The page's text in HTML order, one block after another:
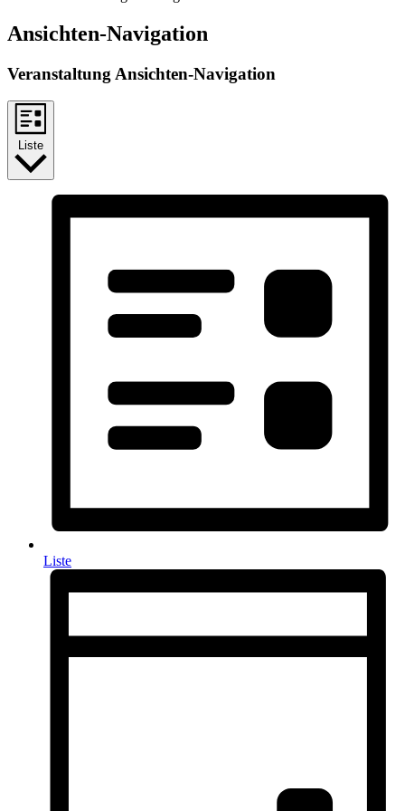
Ansichten-Navigation
Veranstaltung Ansichten-Navigation
Liste
Liste